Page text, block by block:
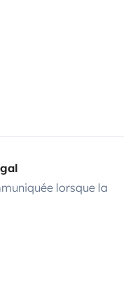
lorsque la